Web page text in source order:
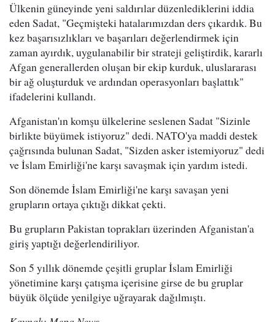
Ülkenin güneyinde yeni saldırılar düzenlediklerini iddia
eden Sadat, "Geçmişteki hatalarımızdan ders çıkardık. Bu
kez başarısızlıkları ve başarıları değerlendirmek için
zaman ayırdık, uygulanabilir bir strateji geliştirdik, kararlı
Afgan generallerden oluşan bir ekip kurduk, uluslararası
bir ağ oluşturduk ve ardından operasyonları başlattık"
ifadelerini kullandı.
Afganistan'ın komşu ülkelerine seslenen Sadat "Sizinle
birlikte büyümek istiyoruz" dedi. NATO'ya maddi destek
çağrısında bulunan Sadat, "Sizden asker istemiyoruz" dedi
ve İslam Emirliği'ne karşı savaşmak için yardım istedi.
Son dönemde İslam Emirliği'ne karşı savaşan yeni
grupların ortaya çıktığı dikkat çekti.
Bu grupların Pakistan toprakları üzerinden Afganistan'a
giriş yaptığı değerlendiriliyor.
Son 5 yıllık dönemde çeşitli gruplar İslam Emirliği
yönetimine karşı çatışma içerisine girse de bu gruplar
büyük ölçüde yenilgiye uğrayarak dağılmıştı.